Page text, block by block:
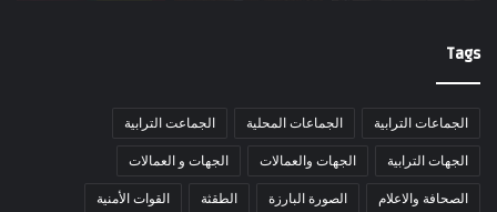
Tags
الجماعات الترابية الجماعات المحلية الجماعت الترابية
الجهات الترابية الجهات والعمالات الجهات و العمالات
الصحافة والاعلام الصورة البارزة الطقثة القوات الأمنية